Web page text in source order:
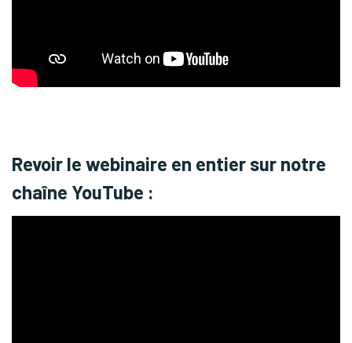
Revoir le webinaire en entier sur notre
chaîne YouTube :